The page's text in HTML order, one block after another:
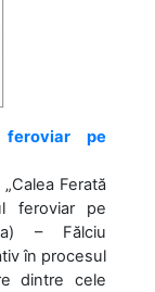
feroviar pe
Ferată
feroviar pe
– Fălciu
în procesul
dintre cele